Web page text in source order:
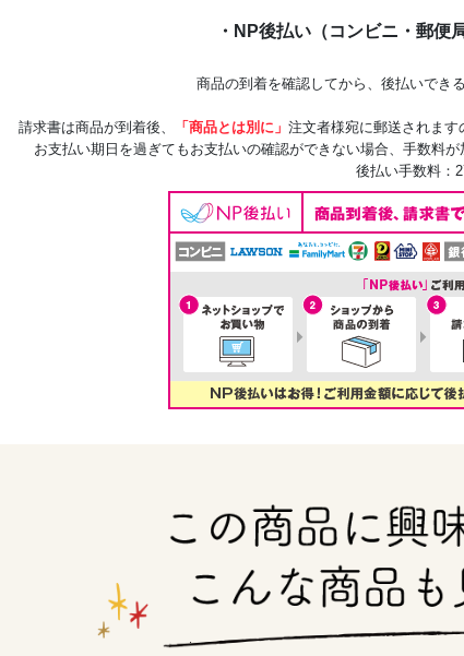
・NP後払い（コンビニ・郵便
商品の到着を確認してから、後払いでき
請求書は商品が到着後、 「商品とは別に」 注文者様宛に郵送されま
お支払い期日を過ぎてもお支払いの確認ができない場合、手数料
後払い手数料：